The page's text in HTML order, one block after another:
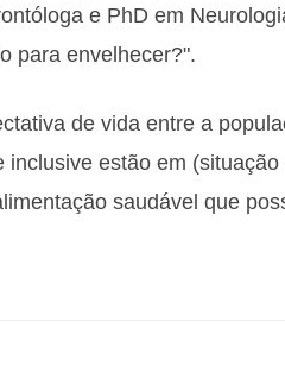
e PhD em
para envelhecer?".
de vida entre a
estão em
saudável que